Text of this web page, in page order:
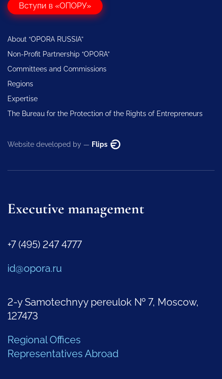
Вступи в «ОПОРУ»
About “OPORA RUSSIA”
Non-Profit Partnership “OPORA”
Committees and Commissions
Regions
Expertise
The Bureau for the Protection of the Rights of Entrepreneurs
Website developed by — Flips
Executive management
+7 (495) 247 4777
id@opora.ru
2-y Samotechnyy pereulok № 7, Moscow,
127473
Regional Offices
Representatives Abroad